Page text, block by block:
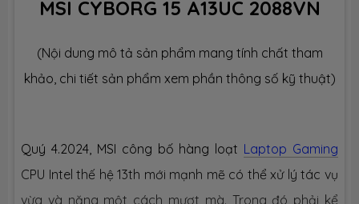
Ổ CỨNG LƯU TRỮ (SSD)
Công nghệ PCIe Gen4
Số slot 1 slot
MSI CYBORG 15 A13UC 2088VN
(Nội dung mô tả sản phẩm mang tính chất tham
khảo, chi tiết sản phẩm xem phần thông số kỹ thuật)
Quý 4.2024, MSI công bố hàng loạt Laptop Gaming
CPU Intel thế hệ 13th mới mạnh mẽ có thể xử lý tác vụ
vừa và nặng một cách mượt mà. Trong đó phải kể